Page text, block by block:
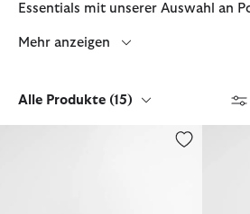
Essentials mit unserer Auswahl an
Mehr anzeigen
Alle Produkte (15)
Geschenkeset Lederportemonnaie und